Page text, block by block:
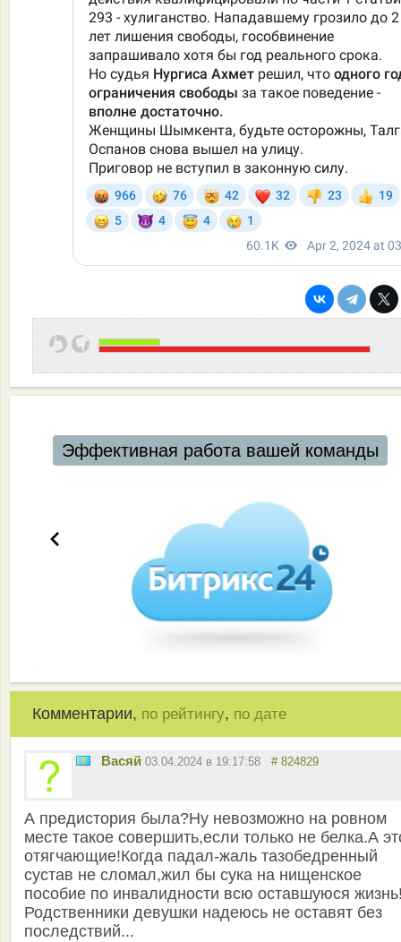
Эффективная работа вашей команды
Комментарии, по рейтингу, по дате
Васяй 03.04.2024 в 19:17:58 # 824829
А предистория была?Ну невозможно на ровном
месте такое совершить,если только не белка.А
отягчающие!Когда падал-жаль тазобедренный
сустав не сломал,жил бы сука на нищенское
пособие по инвалидности всю оставшуюся
Родственники девушки надеюсь не оставят без
последствий...